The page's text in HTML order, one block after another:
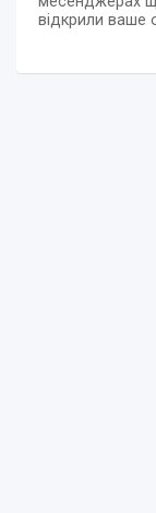
відкрили ваше